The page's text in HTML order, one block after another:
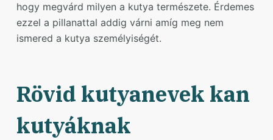
hogy megvárd milyen a kutya természete. Érdemes
ezzel a pillanattal addig várni amíg meg nem
ismered a kutya személyiségét.
Rövid kutyanevek kan
kutyáknak